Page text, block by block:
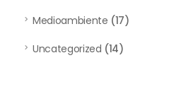
Medioambiente (17)
Uncategorized (14)